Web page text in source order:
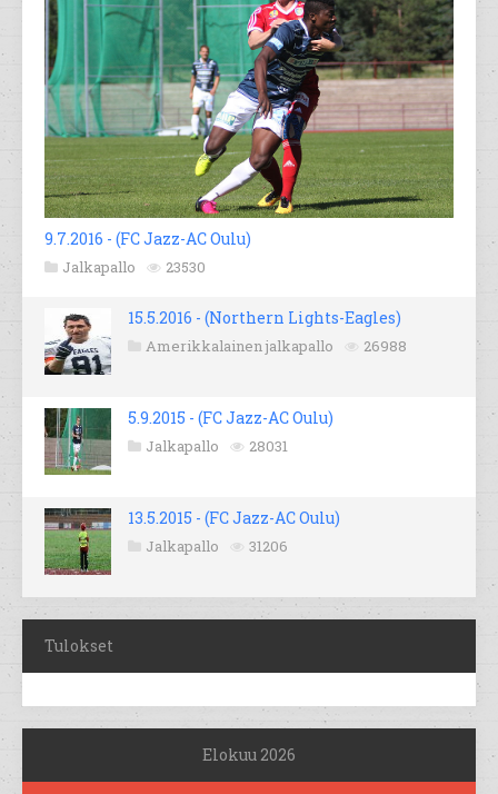
9.7.2016 - (FC Jazz-AC Oulu)
Jalkapallo 23530
15.5.2016 - (Northern Lights-Eagles)
Amerikkalainen jalkapallo 26988
5.9.2015 - (FC Jazz-AC Oulu)
Jalkapallo 28031
13.5.2015 - (FC Jazz-AC Oulu)
Jalkapallo 31206
Tulokset
Elokuu 2026